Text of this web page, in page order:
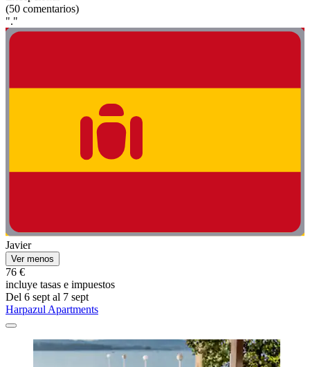
(50 comentarios)
"."
Javier
Ver menos
76 €
incluye tasas e impuestos
Del 6 sept al 7 sept
Harpazul Apartments